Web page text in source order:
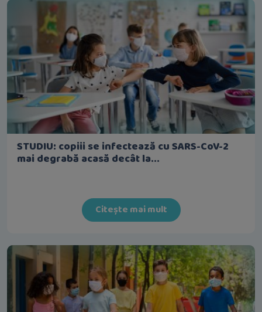
STUDIU: copiii se infectează cu SARS-CoV-2
mai degrabă acasă decât la...
Citește mai mult